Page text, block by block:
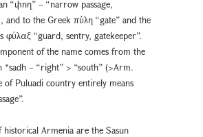
“փող” – “narrow passage,
and to the Greek πύλη “gate” and the
φύλαξ “guard, sentry, gatekeeper”.
of the name comes from the
*sadh – “right” > “south” (>Arm.
of Puluadi country entirely means
historical Armenia are the Sasun